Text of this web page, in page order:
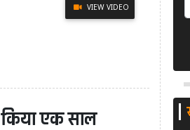
VIEW VIDEO
किया एक साल